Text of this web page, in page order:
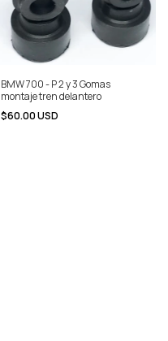
BMW 700 - P 2 y 3 Gomas
montaje tren delantero
$60.00 USD